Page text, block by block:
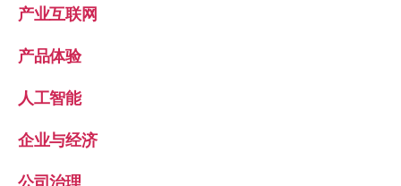
产业互联网
产品体验
人工智能
企业与经济
公司治理